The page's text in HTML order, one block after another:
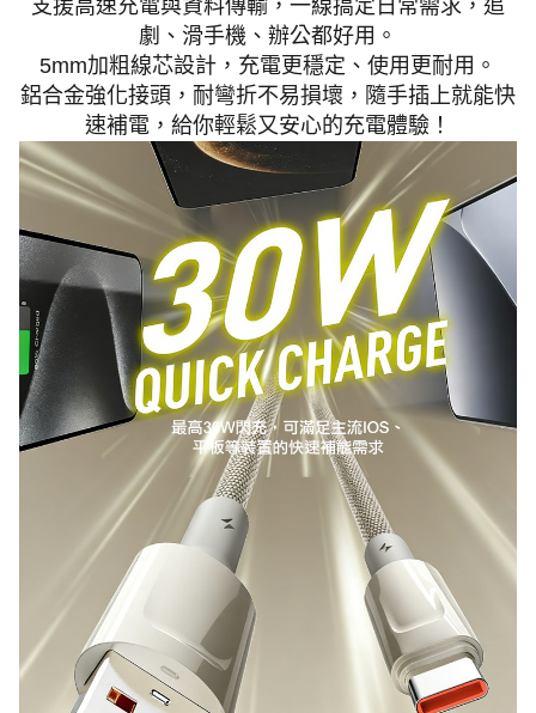
支援高速充電與資料傳輸，一線搞定日常需求，追
劇、滑手機、辦公都好用。
5mm加粗線芯設計，充電更穩定、使用更耐用。
鋁合金強化接頭，耐彎折不易損壞，隨手插上就能快
速補電，給你輕鬆又安心的充電體驗！